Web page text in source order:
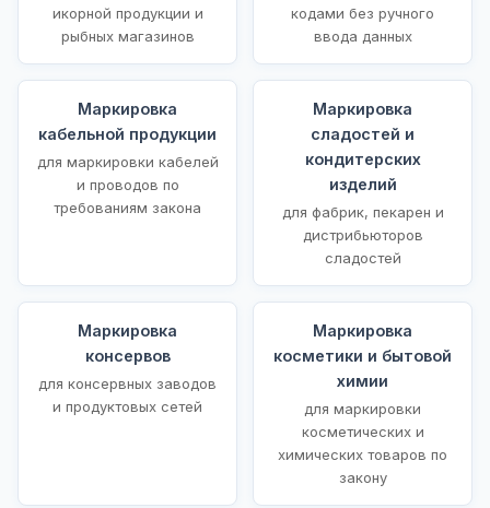
икорной продукции и
рыбных магазинов
кодами без ручного
ввода данных
Маркировка
кабельной продукции
для маркировки кабелей
и проводов по
требованиям закона
Маркировка
сладостей и
кондитерских
изделий
для фабрик, пекарен и
дистрибьюторов
сладостей
Маркировка
консервов
для консервных заводов
и продуктовых сетей
Маркировка
косметики и бытовой
химии
для маркировки
косметических и
химических товаров по
закону